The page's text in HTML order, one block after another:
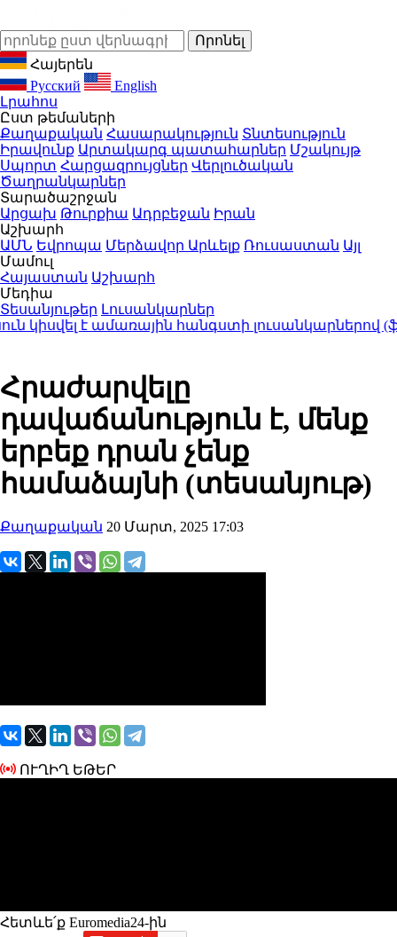
Հայերեն
Русский
English
Լրահոս
Ըստ թեմաների
Քաղաքական Հասարակություն Տնտեսություն
Իրավունք Արտակարգ պատահարներ Մշակույթ
Սպորտ Հարցազրույցներ Վերլուծական
Ծաղրանկարներ
Տարածաշրջան
Արցախ Թուրքիա Ադրբեջան Իրան
Աշխարհ
ԱՄՆ Եվրոպա Մերձավոր Արևելք Ռուսաստան Այլ
Մամուլ
Հայաստան Աշխարհ
Մեդիա
Տեսանյութեր Լուսանկարներ
կիսվել է ամառային հանգստի լուսանկարներով
Հրաժարվելը
դավաճանություն է, մենք
երբեք դրան չենք
համաձայնի (տեսանյութ)
Քաղաքական 20 Մարտ, 2025 17:03
ՈՒՂԻՂ ԵԹԵՐ
Հետևե՛ք Euromedia24-ին